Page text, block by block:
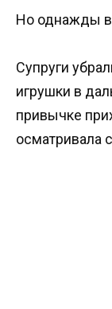
Но однажды
Супруги
игрушки в
привычке
осматривала